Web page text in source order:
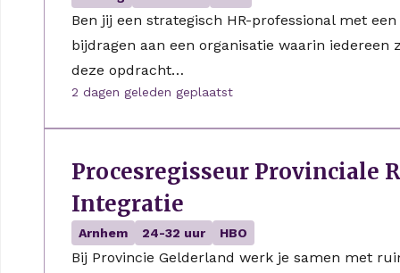
Ben jij een strategisch HR-professional met
bijdragen aan een organisatie waarin
deze opdracht…
2 dagen geleden geplaatst
Procesregisseur Provinciale
Integratie
Arnhem 24-32 uur HBO
Bij Provincie Gelderland werk je samen met